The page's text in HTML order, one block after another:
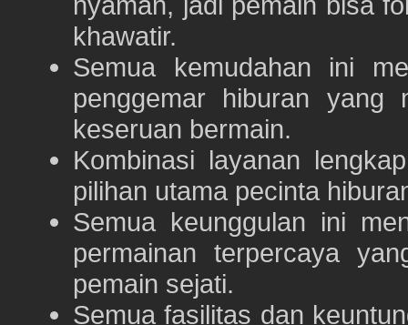
khawatir.
Semua kemudahan ini
penggemar hiburan yang
keseruan bermain.
Kombinasi layanan
pilihan utama pecinta
Semua keunggulan ini
permainan terpercaya
pemain sejati.
Semua fasilitas dan